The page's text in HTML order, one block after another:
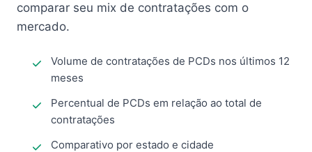
comparar seu mix de contratações com o
mercado.
Volume de contratações de PCDs nos últimos 12
meses
Percentual de PCDs em relação ao total de
contratações
Comparativo por estado e cidade